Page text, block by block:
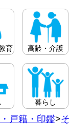
育 高齢・介護
暮らし
戸籍・印鑑>